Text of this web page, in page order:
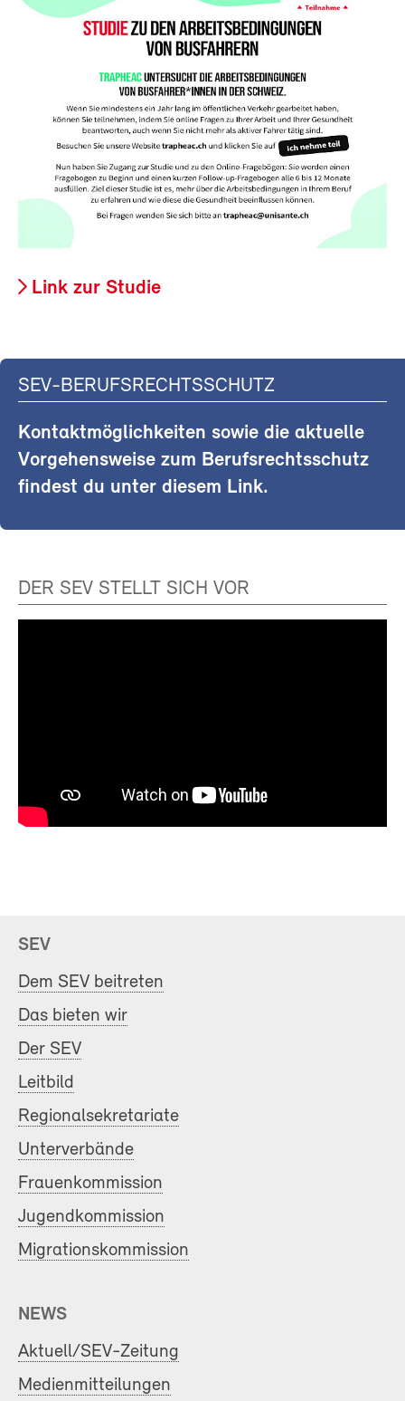
Link zur Studie
SEV-BERUFSRECHTSSCHUTZ
Kontaktmöglichkeiten sowie die aktuelle
Vorgehensweise zum Berufsrechtsschutz
findest du unter diesem Link.
DER SEV STELLT SICH VOR
SEV
Dem SEV beitreten
Das bieten wir
Der SEV
Leitbild
Regionalsekretariate
Unterverbände
Frauenkommission
Jugendkommission
Migrationskommission
NEWS
Aktuell/SEV-Zeitung
Medienmitteilungen